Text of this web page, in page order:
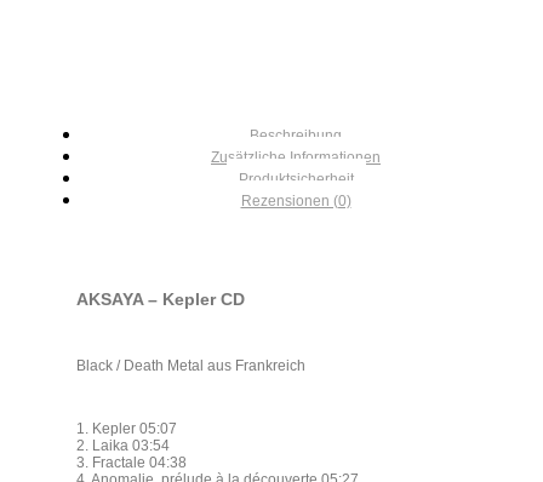
Beschreibung
Zusätzliche Informationen
Produktsicherheit
Rezensionen (0)
AKSAYA – Kepler CD
Black / Death Metal aus Frankreich
1. Kepler 05:07
2. Laika 03:54
3. Fractale 04:38